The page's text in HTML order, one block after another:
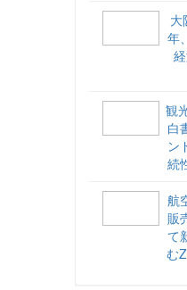
大
年
観
白
ン
続
航
販
て
む